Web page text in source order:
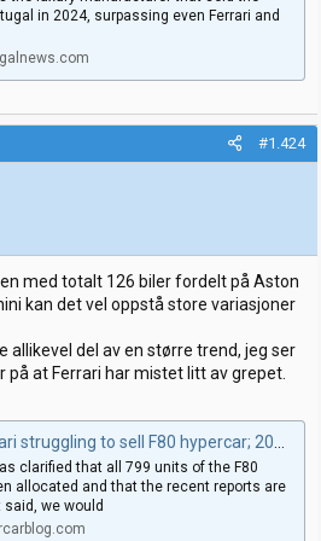
in 2024, surpassing even Ferrari and
#1.424
med totalt 126 biler fordelt på Aston
kan det vel oppstå store variasjoner
allikevel del av en større trend, jeg ser
at Ferrari har mistet litt av grepet.
sell F80 hypercar; 20% slots unsold (Updated) - The Supercar Blog
clarified that all 799 units of the F80
allocated and that the recent reports are
we would